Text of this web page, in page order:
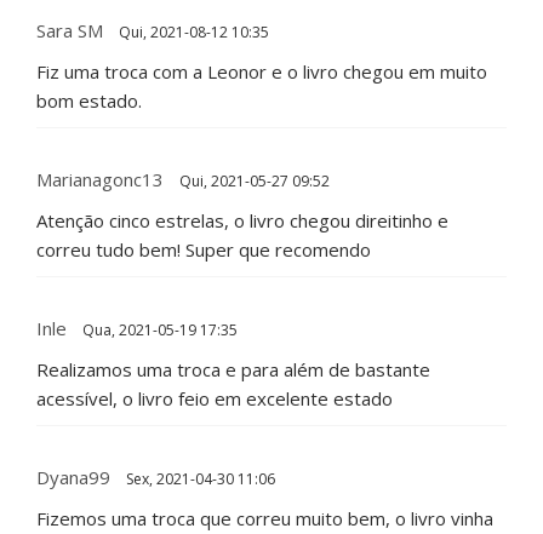
Sara SM Qui, 2021-08-12 10:35
Fiz uma troca com a Leonor e o livro chegou em muito
bom estado.
Marianagonc13 Qui, 2021-05-27 09:52
Atenção cinco estrelas, o livro chegou direitinho e
correu tudo bem! Super que recomendo
Inle Qua, 2021-05-19 17:35
Realizamos uma troca e para além de bastante
acessível, o livro feio em excelente estado
Dyana99 Sex, 2021-04-30 11:06
Fizemos uma troca que correu muito bem, o livro vinha